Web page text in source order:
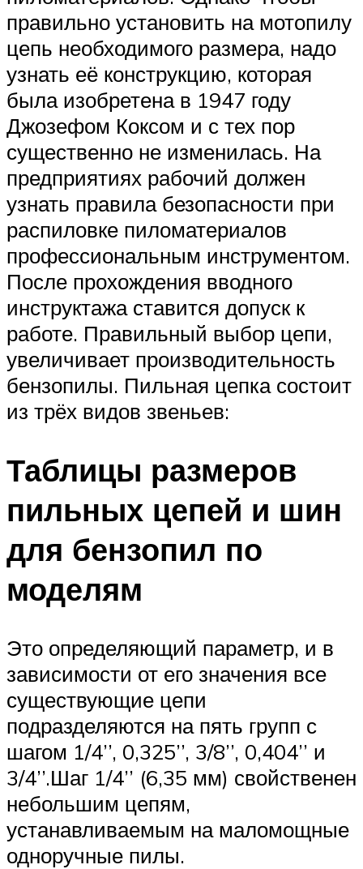
правильно установить на мотопилу
цепь необходимого размера, надо
узнать её конструкцию, которая
была изобретена в 1947 году
Джозефом Коксом и с тех пор
существенно не изменилась. На
предприятиях рабочий должен
узнать правила безопасности при
распиловке пиломатериалов
профессиональным инструментом.
После прохождения вводного
инструктажа ставится допуск к
работе. Правильный выбор цепи,
увеличивает производительность
бензопилы. Пильная цепка состоит
из трёх видов звеньев:
Таблицы размеров
пильных цепей и шин
для бензопил по
моделям
Это определяющий параметр, и в
зависимости от его значения все
существующие цепи
подразделяются на пять групп с
шагом 1/4’’, 0,325’’, 3/8’’, 0,404’’ и
3/4’’.Шаг 1/4’’ (6,35 мм) свойственен
небольшим цепям,
устанавливаемым на маломощные
одноручные пилы.